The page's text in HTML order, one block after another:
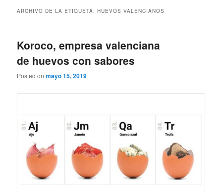
ARCHIVO DE LA ETIQUETA:HUEVOS VALENCIANOS
Koroco, empresa valenciana
de huevos con sabores
Posted onmayo 15, 2019